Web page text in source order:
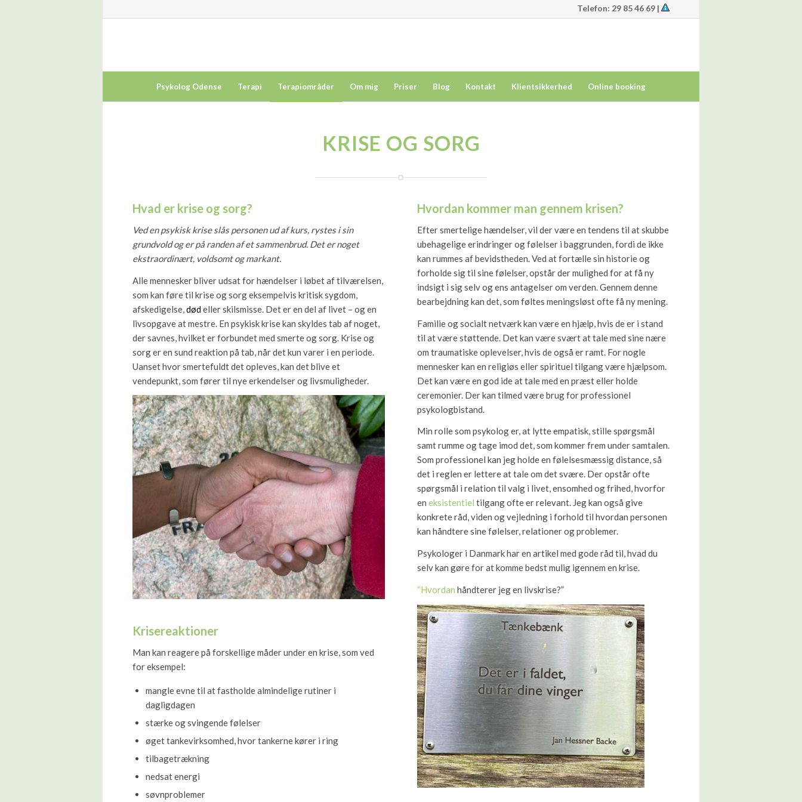
Telefon: 29 85 46 69 |
Psykolog Odense Terapi Terapiområder Om mig Priser Blog Kontakt Klientsikkerhed Online booking
KRISE OG SORG
Hvad er krise og sorg?
Ved en psykisk krise slås personen ud af kurs, rystes i sin
grundvold og er på randen af et sammenbrud. Det er noget
ekstraordinært, voldsomt og markant.
Alle mennesker bliver udsat for hændelser i løbet af tilværelsen,
som kan føre til krise og sorg eksempelvis kritisk sygdom,
afskedigelse, dødeller skilsmisse. Det er en del af livet – og en
livsopgave at mestre. En psykisk krise kan skyldes tab af noget,
der savnes, hvilket er forbundet med smerte og sorg. Krise og
sorg er en sund reaktion på tab, når det kun varer i en periode.
Uanset hvor smertefuldt det opleves, kan det blive et
vendepunkt, som fører til nye erkendelser og livsmuligheder.
Krisereaktioner
Man kan reagere på forskellige måder under en krise, som ved
for eksempel:
mangle evne til at fastholde almindelige rutiner i
dagligdagen
stærke og svingende følelser
øget tankevirksomhed, hvor tankerne kører i ring
tilbagetrækning
nedsat energi
søvnproblemer
Hvordan kommer man gennem krisen?
Efter smertelige hændelser, vil der være en tendens til at skubbe
ubehagelige erindringer og følelser i baggrunden, fordi de ikke
kan rummes af bevidstheden. Ved at fortælle sin historie og
forholde sig til sine følelser, opstår der mulighed for at få ny
indsigt i sig selv og ens antagelser om verden. Gennem denne
bearbejdning kan det, som føltes meningsløst ofte få ny mening.
Familie og socialt netværk kan være en hjælp, hvis de er i stand
til at være støttende. Det kan være svært at tale med sine nære
om traumatiske oplevelser, hvis de også er ramt. For nogle
mennesker kan en religiøs eller spirituel tilgang være hjælpsom.
Det kan være en god ide at tale med en præst eller holde
ceremonier. Der kan tilmed være brug for professionel
psykologbistand.
Min rolle som psykolog er, at lytte empatisk, stille spørgsmål
samt rumme og tage imod det, som kommer frem under samtalen.
Som professionel kan jeg holde en følelsesmæssig distance, så
det i reglen er lettere at tale om det svære. Der opstår ofte
spørgsmål i relation til valg i livet, ensomhed og frihed, hvorfor
en eksistentiel tilgang ofte er relevant. Jeg kan også give
konkrete råd, viden og vejledning i forhold til hvordan personen
kan håndtere sine følelser, relationer og problemer.
Psykologer i Danmark har en artikel med gode råd til, hvad du
selv kan gøre for at komme bedst mulig igennem en krise.
“Hvordan håndterer jeg en livskrise?”